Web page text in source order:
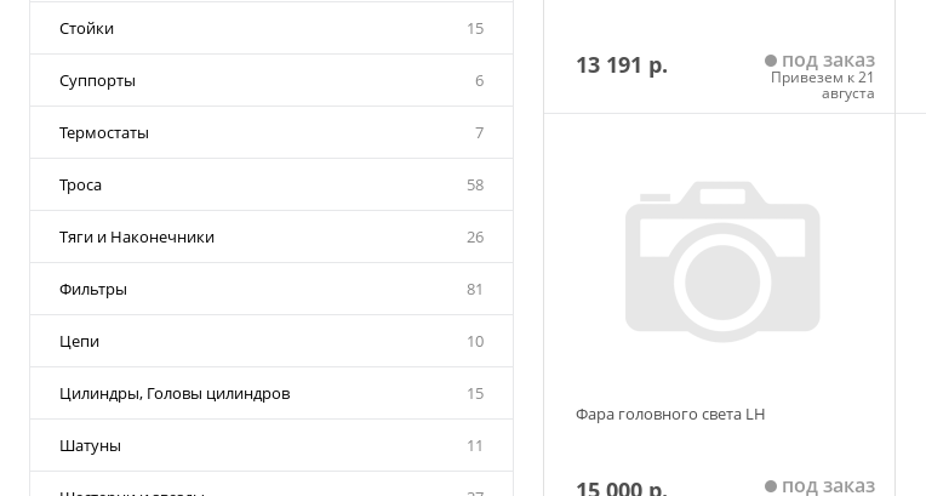
Стойки 15
Суппорты 6
Термостаты 7
Троса 58
Тяги и Наконечники 26
Фильтры 81
Цепи 10
Цилиндры, Головы цилиндров 15
Шатуны 11
13 191 р. под заказ
Привезем к 21
августа
Фара головного света LH
15 000 р. под заказ